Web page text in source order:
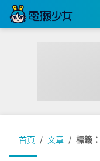
首頁 文章 標籤